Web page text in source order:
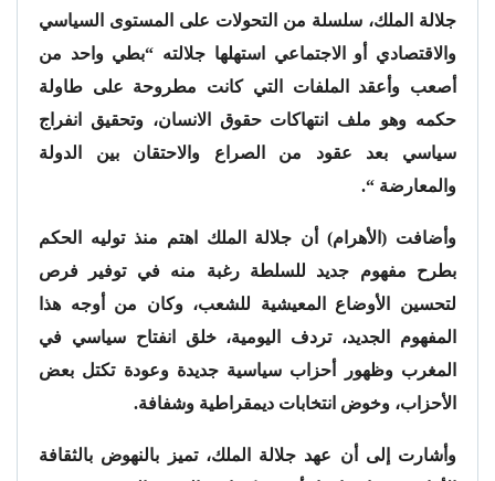
جلالة الملك، سلسلة من التحولات على المستوى السياسي
والاقتصادي أو الاجتماعي استهلها جلالته “بطي واحد من
أصعب وأعقد الملفات التي كانت مطروحة على طاولة
حكمه وهو ملف انتهاكات حقوق الانسان، وتحقيق انفراج
سياسي بعد عقود من الصراع والاحتقان بين الدولة
والمعارضة “.
وأضافت (الأهرام) أن جلالة الملك اهتم منذ توليه الحكم
بطرح مفهوم جديد للسلطة رغبة منه في توفير فرص
لتحسين الأوضاع المعيشية للشعب، وكان من أوجه هذا
المفهوم الجديد، تردف اليومية، خلق انفتاح سياسي في
المغرب وظهور أحزاب سياسية جديدة وعودة تكتل بعض
الأحزاب، وخوض انتخابات ديمقراطية وشفافة.
وأشارت إلى أن عهد جلالة الملك، تميز بالنهوض بالثقافة